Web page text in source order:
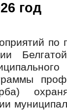
год
по